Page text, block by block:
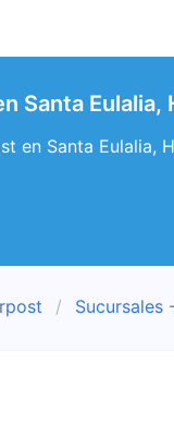
Santa Eulalia,
en Santa Eulalia,
Sucursales